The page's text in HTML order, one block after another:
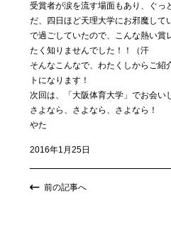
受賞者が涙を流す場面もあり、ぐっ
だ、四日ほど天理大学にお邪魔して
で過ごしていたので、こんな熱い賞
たく知りませんでした！！（汗
そんなこんなで、わたくしからご紹
トになります！
次回は、「大阪体育大学」でお会い
さよなら、さよなら、さよなら！
やた
2016年1月25日
前の記事へ